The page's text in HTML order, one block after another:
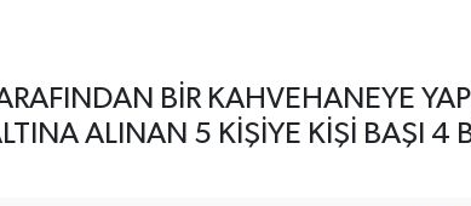
BİR KAHVEHANEYE
ALINAN 5 KİŞİYE KİŞİ BAŞI 4